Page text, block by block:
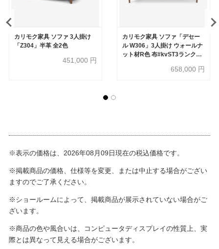
カリモク家具 ソファ 3人掛け
「Z304」半革 全2色
451,000 円
カリモク家具 ソファ「デセー
ル W306」3人掛け ウォールナ
ット材R色 布#kvST3ランク
658,000 円
※表示の価格は、2026年08月09日現在の税込価格です。
※掲載商品の価格、仕様等を変更、または中止する場合がござい
ますのでご了承ください。
※ショールームによって、掲載商品が展示されていない場合がご
ざいます。
※商品の色や風合いは、コンピュータディスプレイの性質上、実
際とは異なって見える場合がございます。